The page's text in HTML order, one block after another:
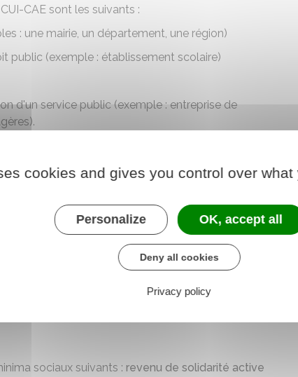
CAE sont les suivants :
: une mairie, un département, une région)
public (exemple : établissement scolaire)
d'un service public (exemple : entreprise de
CAE ?
professionnelle des personnes sans emploi
particulières d'accès à l'emploi.
sociaux suivants : revenu de solidarité active
cookies and gives you control over
Personalize OK, accept all
Deny all cookies
Privacy policy